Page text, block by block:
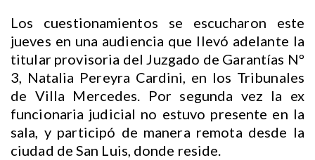
Los cuestionamientos se escucharon este
jueves en una audiencia que llevó adelante la
titular provisoria del Juzgado de Garantías Nº
3, Natalia Pereyra Cardini, en los Tribunales
de Villa Mercedes. Por segunda vez la ex
funcionaria judicial no estuvo presente en la
sala, y participó de manera remota desde la
ciudad de San Luis, donde reside.